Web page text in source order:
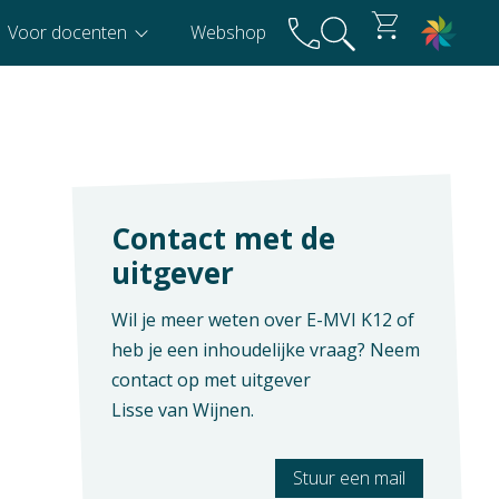
Voor docenten Webshop
Contact met de
uitgever
Wil je meer weten over E-MVI K12 of
heb je een inhoudelijke vraag? Neem
contact op met uitgever
Lisse van Wijnen.
Stuur een mail